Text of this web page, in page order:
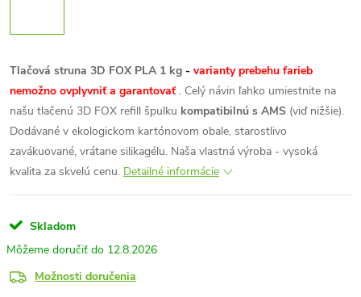
Tlačová struna 3D FOX PLA 1 kg - varianty prebehu farieb
nemožno ovplyvniť a garantovať . Celý návin ľahko umiestnite na
našu tlačenú 3D FOX refill špulku kompatibilnú s AMS (viď nižšie).
Dodávané v ekologickom kartónovom obale, starostlivo
zavákuované, vrátane silikagélu. Naša vlastná výroba - vysoká
kvalita za skvelú cenu. Detailné informácie
Skladom
12.8.2026
Možnosti doručenia